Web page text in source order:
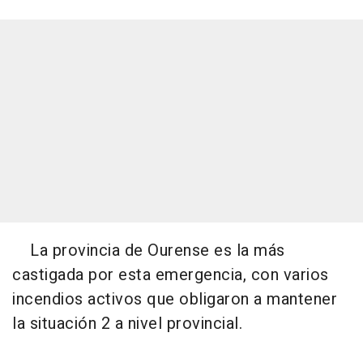
La provincia de Ourense es la más
castigada por esta emergencia, con varios
incendios activos que obligaron a mantener
la situación 2 a nivel provincial.